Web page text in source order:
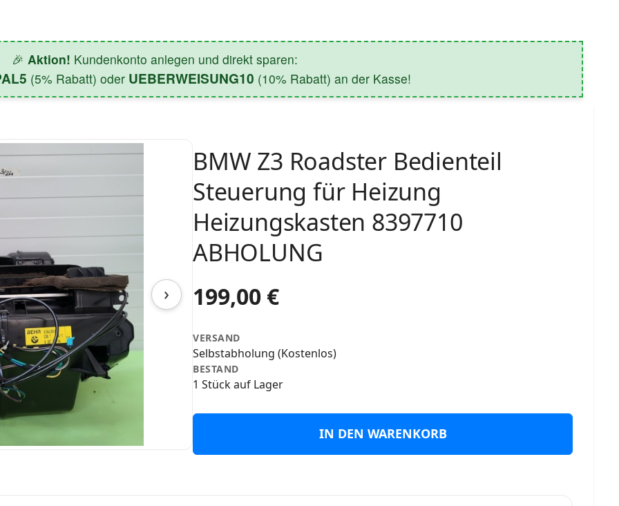
🎉 Aktion! Kundenkonto anlegen und direkt sparen:
(5% Rabatt) oder UEBERWEISUNG10 (10% Rabatt) an der Kasse!
›
BMW Z3 Roadster Bedienteil
Steuerung für Heizung
Heizungskasten 8397710
ABHOLUNG
199,00 €
VERSAND
Selbstabholung (Kostenlos)
BESTAND
1 Stück auf Lager
IN DEN WARENKORB